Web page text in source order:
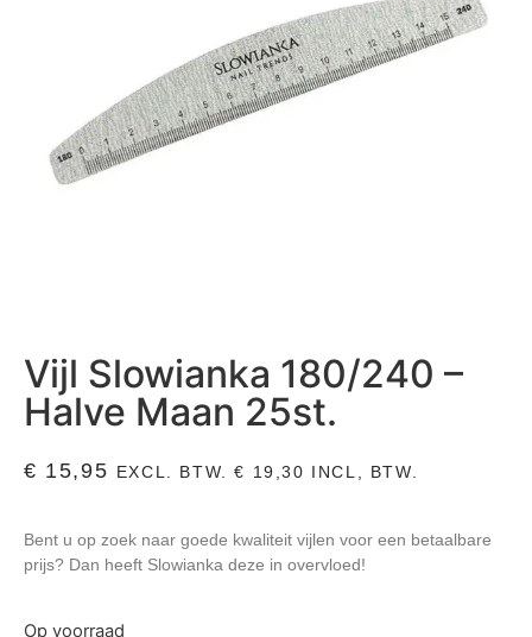
Vijl Slowianka 180/240 –
Halve Maan 25st.
€ 15,95 EXCL. BTW.€ 19,30 INCL, BTW.
Bent u op zoek naar goede kwaliteit vijlen voor een betaalbare
prijs? Dan heeft Slowianka deze in overvloed!
Op voorraad